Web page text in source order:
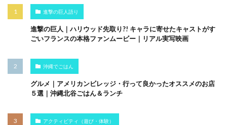
進撃の巨人語り
進撃の巨人｜ハリウッド先取り?! キャラに寄せたキャストがす
ごいフランスの本格ファンムービー｜リアル実写映画
沖縄でごはん
グルメ｜アメリカンビレッジ・行って良かったオススメのお店
５選｜沖縄北谷ごはん＆ランチ
アクティビティ（遊び・体験）